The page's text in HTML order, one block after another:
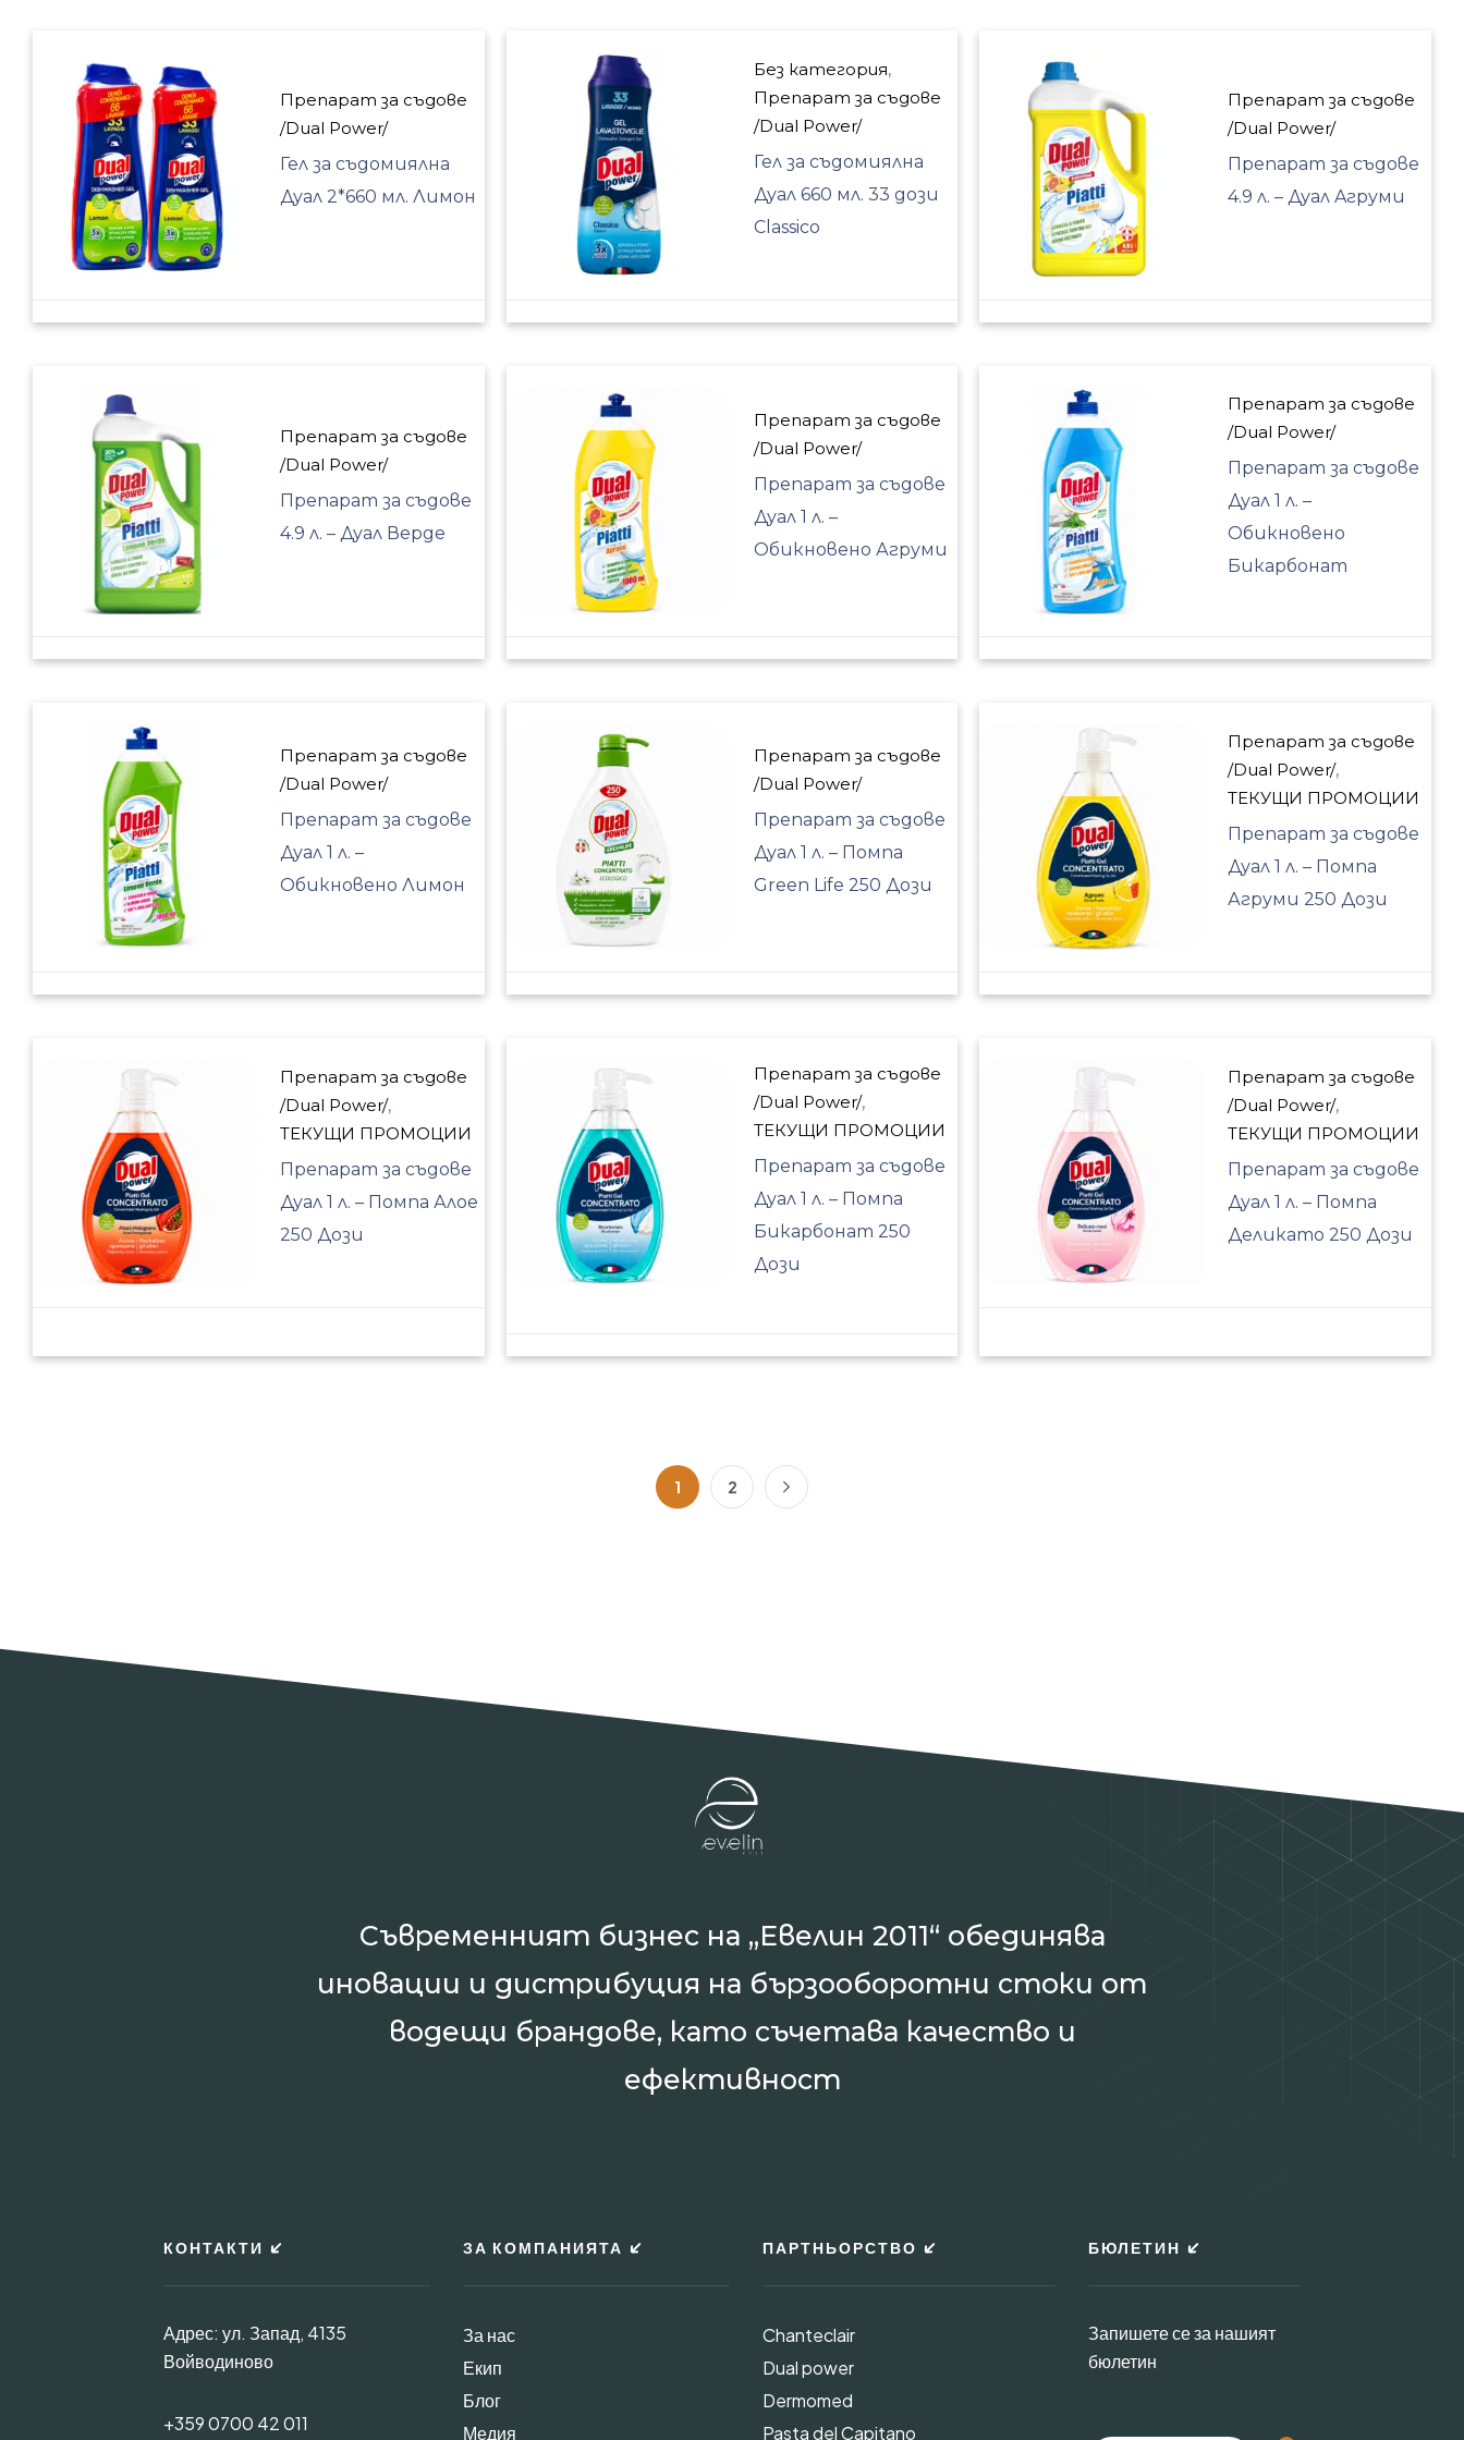
Препарат за съдове
/Dual Power/
Гел за съдомиялна
Дуал 2*660 мл. Лимон
Без категория,
Препарат за съдове
/Dual Power/
Гел за съдомиялна
Дуал 660 мл. 33 дози
Classico
Препарат за съдове
/Dual Power/
Препарат за съдове
4.9 л. – Дуал Aгруми
Препарат за съдове
/Dual Power/
Препарат за съдове
4.9 л. – Дуал Верде
Препарат за съдове
/Dual Power/
Препарат за съдове
Дуал 1 л. –
Обикновено Агруми
Препарат за съдове
/Dual Power/
Препарат за съдове
Дуал 1 л. –
Обикновено
Бикарбонат
Препарат за съдове
/Dual Power/
Препарат за съдове
Дуал 1 л. –
Обикновено Лимон
Препарат за съдове
/Dual Power/
Препарат за съдове
Дуал 1 л. – Помпа
Green Life 250 Дози
Препарат за съдове
/Dual Power/,
ТЕКУЩИ ПРОМОЦИИ
Препарат за съдове
Дуал 1 л. – Помпа
Агруми 250 Дози
Препарат за съдове
/Dual Power/,
ТЕКУЩИ ПРОМОЦИИ
Препарат за съдове
Дуал 1 л. – Помпа Алое
250 Дози
Препарат за съдове
/Dual Power/,
ТЕКУЩИ ПРОМОЦИИ
Препарат за съдове
Дуал 1 л. – Помпа
Бикарбонат 250
Дози
Препарат за съдове
/Dual Power/,
ТЕКУЩИ ПРОМОЦИИ
Препарат за съдове
Дуал 1 л. – Помпа
Деликато 250 Дози
1 2
Съвременният бизнес на „Евелин 2011“ обединява
иновации и дистрибуция на бързооборотни стоки от
водещи брандове, като съчетава качество и
ефективност
КОНТАКТИ
Адрес: ул. Запад, 4135
Войводиново
+359 0700 42 011
ЗА КОМПАНИЯТА
За нас
Екип
Блог
Медия
ПАРТНЬОРСТВО
Chanteclair
Dual power
Dermomed
Pasta del Capitano
БЮЛЕТИН
Запишете се за нашият
бюлетин